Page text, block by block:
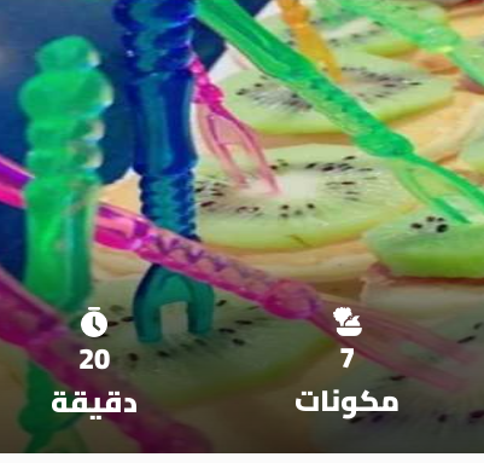
7
مكونات
20
دقيقة